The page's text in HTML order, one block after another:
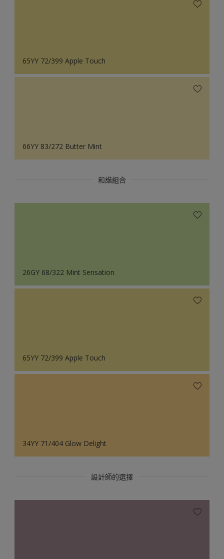
65YY 72/399 Apple Touch
66YY 83/272 Butter Mint
和諧組合
26GY 68/322 Mint Sensation
65YY 72/399 Apple Touch
34YY 71/404 Glow Delight
設計師的選擇